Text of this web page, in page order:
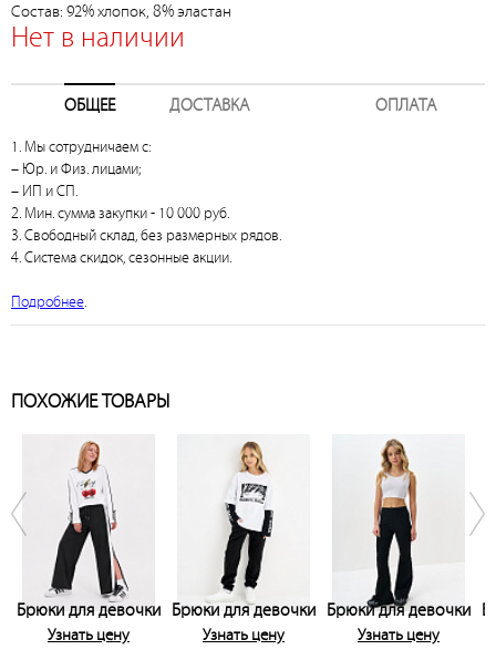
Состав: 92% хлопок, 8% эластан
Нет в наличии
ОБЩЕЕ ДОСТАВКА ОПЛАТА
1. Мы сотрудничаем с:
– Юр. и Физ. лицами;
– ИП и СП.
2. Мин. сумма закупки - 10 000 руб.
3. Свободный склад, без размерных рядов.
4. Система скидок, сезонные акции.
Подробнее.
ПОХОЖИЕ ТОВАРЫ
Брюки для девочки
Узнать цену
Брюки для девочки
Узнать цену
Брюки для девочки
Узнать цену